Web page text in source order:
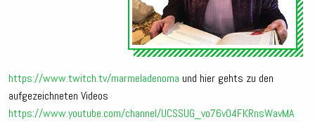
https://www.twitch.tv/marmeladenoma und hier gehts zu den
aufgezeichneten Videos
https://www.youtube.com/channel/UCSSUG_vo76v04FKRnsWavMA